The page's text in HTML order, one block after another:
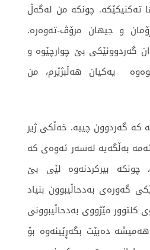
تەکنیکێکە. چونکە من لەگەڵ
و جیهان مرۆڤ-تەوەرە.
گەردوونێکی بێ چوارچێوە و
یەکیان هەڵبژێرم، من
کە گەردوون چییە. خەڵکی ژیر
بەڵگەیە لەسەر ئەوەی کە
چونکە بیرکردنەوە لێی بێ
گەورەی بەدحاڵیبوون بنیاد
کلتوور مێژووی بەدحاڵیبوونی
دەبێت بگەڕێینەوە بۆ